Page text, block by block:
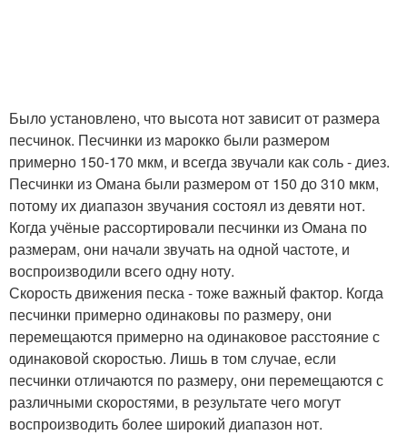
Было установлено, что высота нот зависит от размера
песчинок. Песчинки из марокко были размером
примерно 150-170 мкм, и всегда звучали как соль - диез.
Песчинки из Омана были размером от 150 до 310 мкм,
потому их диапазон звучания состоял из девяти нот.
Когда учёные рассортировали песчинки из Омана по
размерам, они начали звучать на одной частоте, и
воспроизводили всего одну ноту.
Скорость движения песка - тоже важный фактор. Когда
песчинки примерно одинаковы по размеру, они
перемещаются примерно на одинаковое расстояние с
одинаковой скоростью. Лишь в том случае, если
песчинки отличаются по размеру, они перемещаются с
различными скоростями, в результате чего могут
воспроизводить более широкий диапазон нот.